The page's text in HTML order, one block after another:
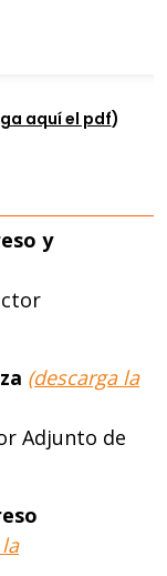
aquí el pdf)
y
(descarga la
Adjunto de